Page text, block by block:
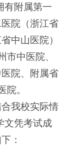
有附属第一
院（浙江省
中山医院）
市中医院、
院、附属省
院。
我校实际情
文凭考试成
：